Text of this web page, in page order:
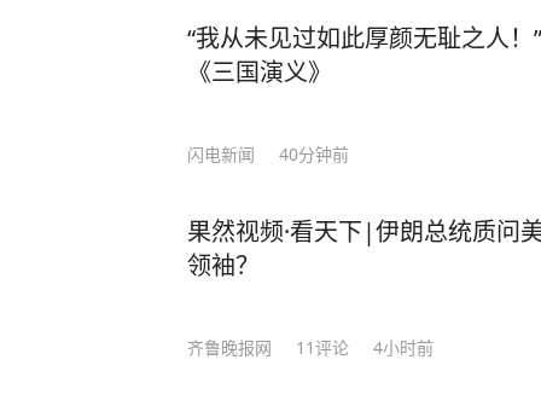
“我从未见过如此厚颜无耻之人
《三国演义》
闪电新闻 40分钟前
果然视频·看天下|伊朗总统质问
领袖？
齐鲁晚报网 11评论 4小时前